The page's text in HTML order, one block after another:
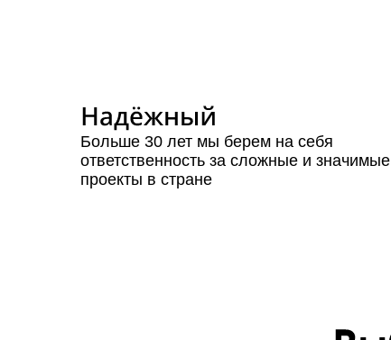
Больше 30 лет мы берем на себя
ответственность за сложные и значимые
проекты в стране